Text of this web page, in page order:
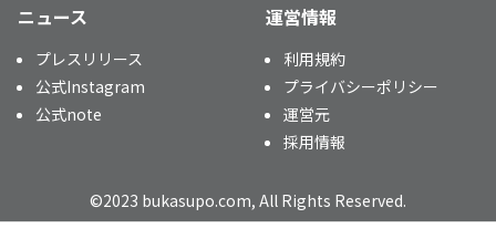
ニュース
プレスリリース
公式Instagram
公式note
運営情報
利用規約
プライバシーポリシー
運営元
採用情報
©2023 bukasupo.com, All Rights Reserved.